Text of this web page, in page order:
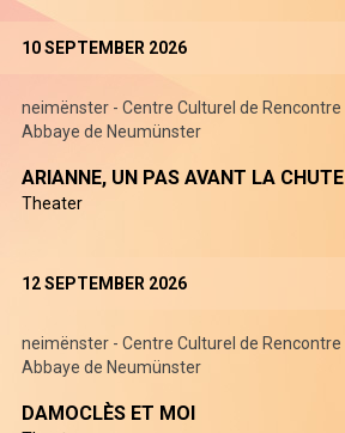
10 SEPTEMBER 2026
neimënster - Centre Culturel de Rencontre
Abbaye de Neumünster
ARIANNE, UN PAS AVANT LA CHUTE
Theater
12 SEPTEMBER 2026
neimënster - Centre Culturel de Rencontre
Abbaye de Neumünster
DAMOCLÈS ET MOI